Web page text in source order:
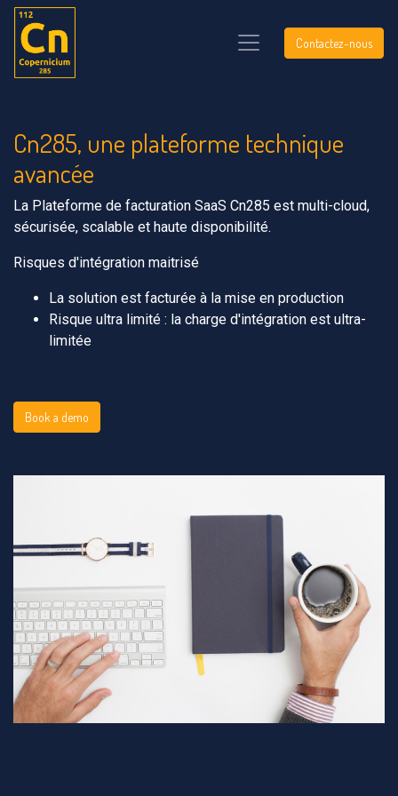
Contactez-nous
Cn285, une plateforme technique
avancée
La Plateforme de facturation SaaS Cn285 est multi-cloud,
sécurisée, scalable et haute disponibilité.
Risques d'intégration maitrisé
La solution est facturée à la mise en production
Risque ultra limité : la charge d'intégration est ultra-
limitée
Book a demo